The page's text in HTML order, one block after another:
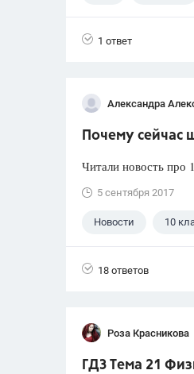
1 ответ
Александра
Почему сейчас
Читали новость про
5 сентября 2017
Новости 10
18 ответов
Роза Красникова
ГДЗ Тема 21